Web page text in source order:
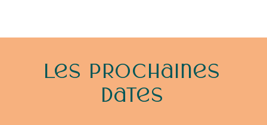
Les prochaines
dates